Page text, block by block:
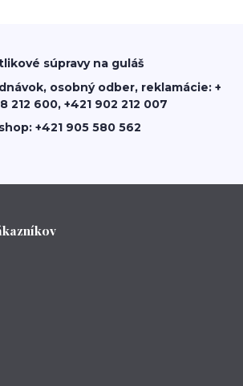
súpravy na guláš
osobný odber, reklamácie: +
212 600, +421 902 212 007
+421 905 580 562